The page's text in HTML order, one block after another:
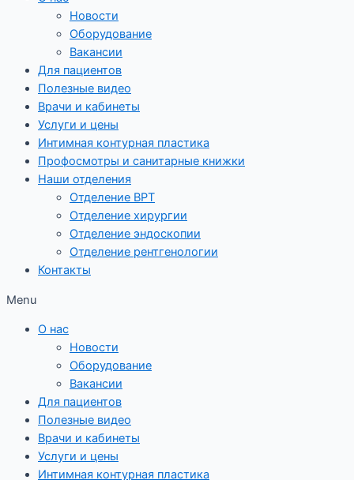
Новости
Оборудование
Вакансии
Для пациентов
Полезные видео
Врачи и кабинеты
Услуги и цены
Интимная контурная пластика
Профосмотры и санитарные книжки
Наши отделения
Отделение ВРТ
Отделение хирургии
Отделение эндоскопии
Отделение рентгенологии
Контакты
Menu
О нас
Новости
Оборудование
Вакансии
Для пациентов
Полезные видео
Врачи и кабинеты
Услуги и цены
Интимная контурная пластика